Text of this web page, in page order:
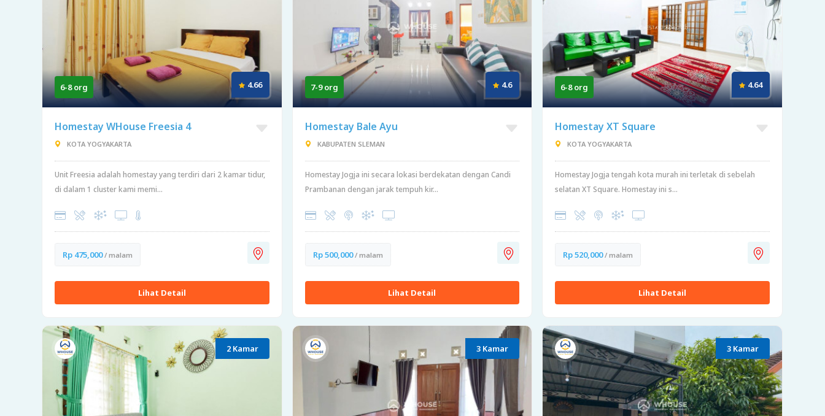
6-8 org 4.66
Homestay WHouse Freesia 4
KOTA YOGYAKARTA
Unit Freesia adalah homestay yang terdiri dari 2 kamar tidur,
di dalam 1 cluster kami memi...
Rp 475,000/ malam
Lihat Detail
7-9 org 4.6
Homestay Bale Ayu
KABUPATEN SLEMAN
Homestay Jogja ini secara lokasi berdekatan dengan Candi
Prambanan dengan jarak tempuh kir...
Rp 500,000/ malam
Lihat Detail
6-8 org 4.64
Homestay XT Square
KOTA YOGYAKARTA
Homestay Jogja tengah kota murah ini terletak di sebelah
selatan XT Square. Homestay ini s...
Rp 520,000/ malam
Lihat Detail
2 Kamar 3 Kamar 3 Kamar